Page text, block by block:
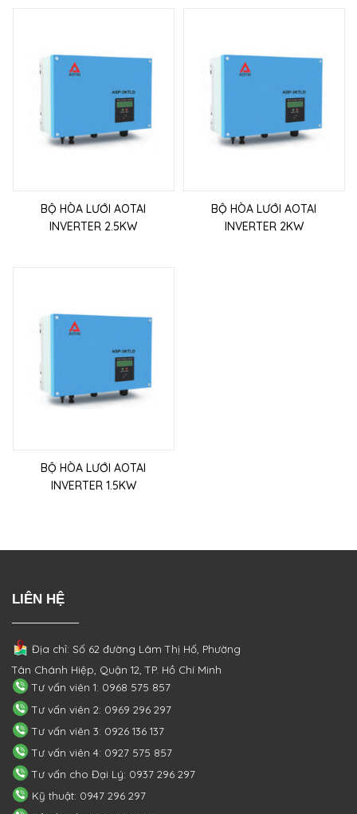
BỘ HÒA LƯỚI AOTAI
INVERTER 2.5KW
BỘ HÒA LƯỚI AOTAI
INVERTER 2KW
BỘ HÒA LƯỚI AOTAI
INVERTER 1.5KW
LIÊN HỆ
Địa chỉ: Số 62 đường Lâm Thị Hố, Phường
Tân Chánh Hiệp, Quận 12, TP. Hồ Chí Minh
Tư vấn viên 1: 0968 575 857
Tư vấn viên 2: 0969 296 297
Tư vấn viên 3: 0926 136 137
Tư vấn viên 4: 0927 575 857
Tư vấn cho Đại Lý: 0937 296 297
Kỹ thuật: 0947 296 297